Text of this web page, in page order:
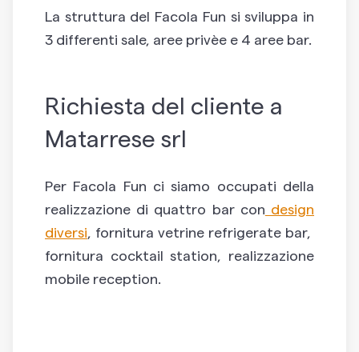
La struttura del Facola Fun si sviluppa in
3 differenti sale, aree privèe e 4 aree bar.
Richiesta del cliente a
Matarrese srl
Per Facola Fun ci siamo occupati della
realizzazione di quattro bar con design
diversi , fornitura vetrine refrigerate bar,
fornitura cocktail station, realizzazione
mobile reception.